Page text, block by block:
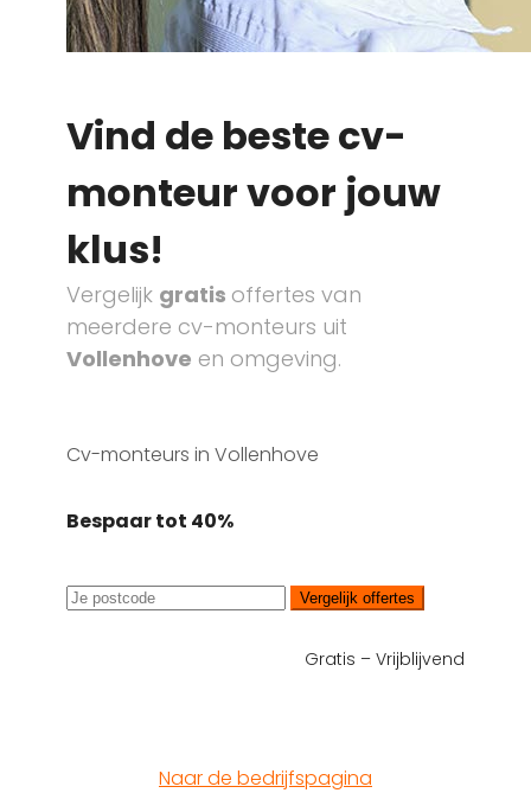
Vind de beste cv-
monteur voor jouw
klus!
Vergelijk gratis offertes van
meerdere cv-monteurs uit
Vollenhove en omgeving.
Cv-monteurs in Vollenhove
Bespaar tot 40%
Vergelijk offertes
Gratis – Vrijblijvend
Naar de bedrijfspagina